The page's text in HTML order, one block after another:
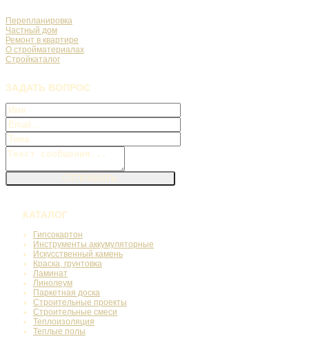
Перепланировка
Частный дом
Ремонт в квартире
О стройматериалах
Стройкаталог
ЗАДАТЬ ВОПРОС
КАТАЛОГ
Гипсокартон
Инструменты аккумуляторные
Искусственный камень
Краска, грунтовка
Ламинат
Линолеум
Паркетная доска
Строительные проекты
Строительные смеси
Теплоизоляция
Теплые полы